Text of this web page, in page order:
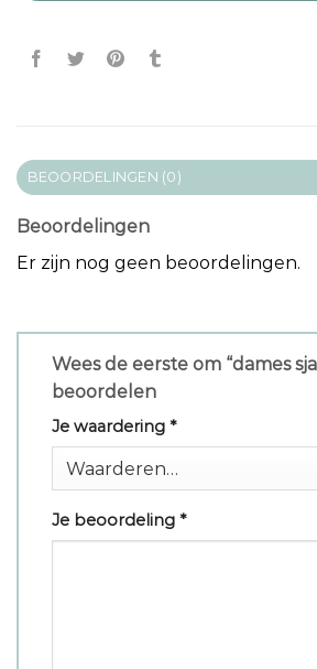
BEOORDELINGEN (0)
Beoordelingen
Er zijn nog geen beoordelingen.
Wees de eerste om “dames
beoordelen
Je waardering *
Je beoordeling *